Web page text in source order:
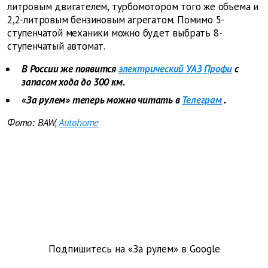
литровым двигателем, турбомотором того же объема и
2,2-литровым бензиновым агрегатом. Помимо 5-
ступенчатой механики можно будет выбрать 8-
ступенчатый автомат.
В России же появитсяэлектрический УАЗ Профис
запасом хода до 300 км.
«За рулем» теперь можно читать вТелеграм.
Фото: BAW,Autohome
Подпишитесь на «За рулем» в Google